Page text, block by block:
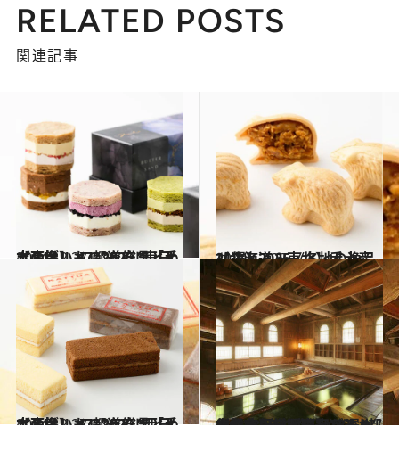
RELATED POSTS
関連記事
2024.12.27
【画像】 47都道府県「手土産グルメ」2025 “東日本の旨いもの”を総まとめ
グルメ 2024.12.28
【北海道＆東北】手土産リスト2025《各地の逸品21選》
グルメ
2024.12.27
【画像】 47都道府県「手土産グルメ」2025 “西日本の旨いもの”を総まとめ
グルメ 2024.12.29
【保存版・関東】ひとりにやさしい温泉宿13選｜創業330年の名湯から、都内で非日常が味わえるオーシャンビューリゾートまで
旅＆お出かけ